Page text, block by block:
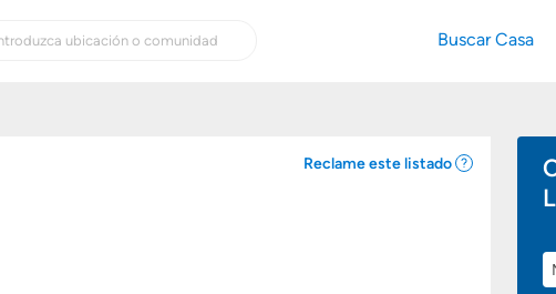
Buscar Casa
Reclame este listado